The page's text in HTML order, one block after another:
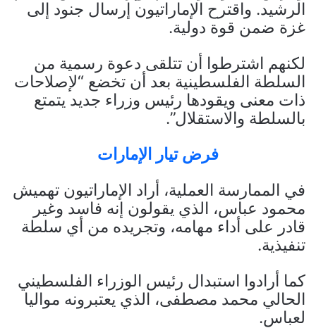
الرشيد. واقترح الإماراتيون إرسال جنود إلى
غزة ضمن قوة دولية.
لكنهم اشترطوا أن تتلقى دعوة رسمية من
السلطة الفلسطينية بعد أن تخضع “لإصلاحات
ذات معنى ويقودها رئيس وزراء جديد يتمتع
بالسلطة والاستقلال”.
فرض تيار الإمارات
في الممارسة العملية، أراد الإماراتيون تهميش
محمود عباس، الذي يقولون إنه فاسد وغير
قادر على أداء مهامه، وتجريده من أي سلطة
تنفيذية.
كما أرادوا استبدال رئيس الوزراء الفلسطيني
الحالي محمد مصطفى، الذي يعتبرونه مواليا
لعباس.